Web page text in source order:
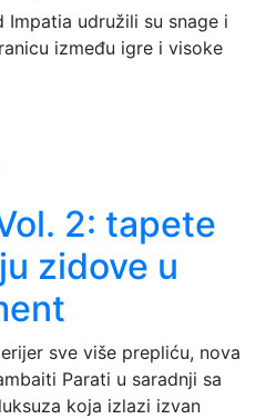
Impatia udružili su snage i
između igre i visoke
2: tapete
zidove u
sve više prepliću, nova
Parati u saradnji sa
koja izlazi izvan